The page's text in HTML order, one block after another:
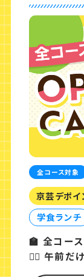
全コース対象
京芸デポイ
学食ランチ
🏫 全コー
🙆‍♀️ 午前だ